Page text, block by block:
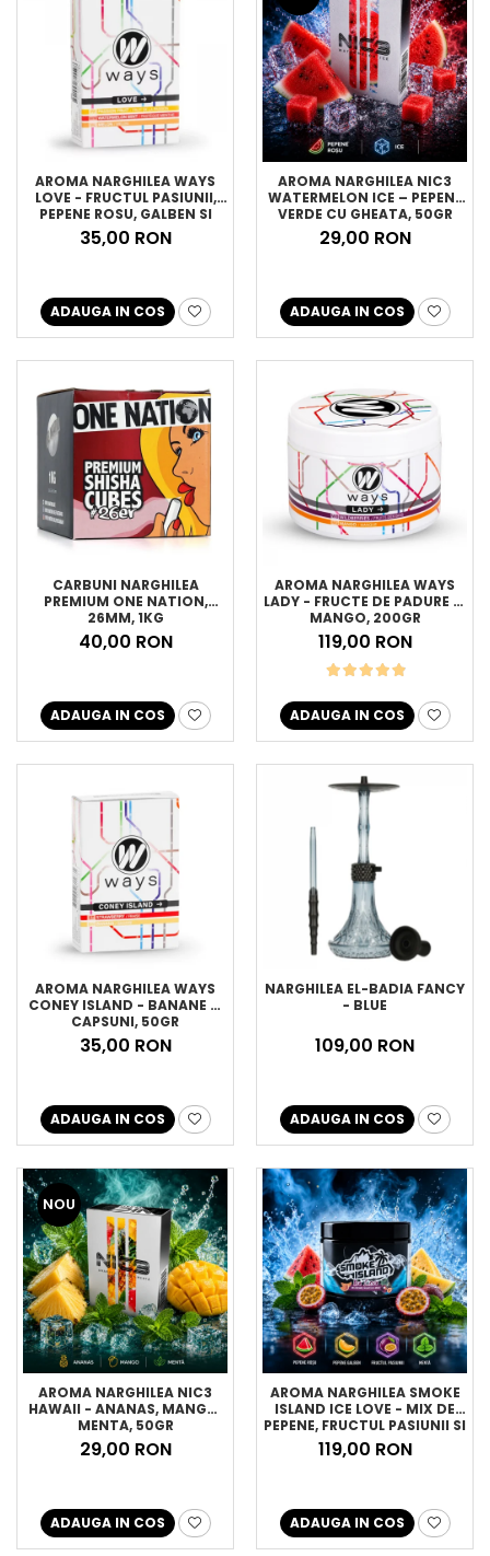
AROMA NARGHILEA WAYS
LOVE - FRUCTUL PASIUNII,
PEPENE ROSU, GALBEN SI
MENTA, 50GR
35,00 RON
ADAUGA IN COS
AROMA NARGHILEA NIC3
WATERMELON ICE – PEPENE
VERDE CU GHEATA, 50GR
29,00 RON
ADAUGA IN COS
CARBUNI NARGHILEA
PREMIUM ONE NATION,
26MM, 1KG
40,00 RON
ADAUGA IN COS
AROMA NARGHILEA WAYS
LADY - FRUCTE DE PADURE SI
MANGO, 200GR
119,00 RON
ADAUGA IN COS
AROMA NARGHILEA WAYS
CONEY ISLAND - BANANE SI
CAPSUNI, 50GR
35,00 RON
ADAUGA IN COS
NARGHILEA EL-BADIA FANCY
- BLUE
109,00 RON
ADAUGA IN COS
NOU
AROMA NARGHILEA NIC3
HAWAII - ANANAS, MANGO,
MENTA, 50GR
29,00 RON
ADAUGA IN COS
AROMA NARGHILEA SMOKE
ISLAND ICE LOVE - MIX DE
PEPENE, FRUCTUL PASIUNII SI
MENTA, 200GR
119,00 RON
ADAUGA IN COS